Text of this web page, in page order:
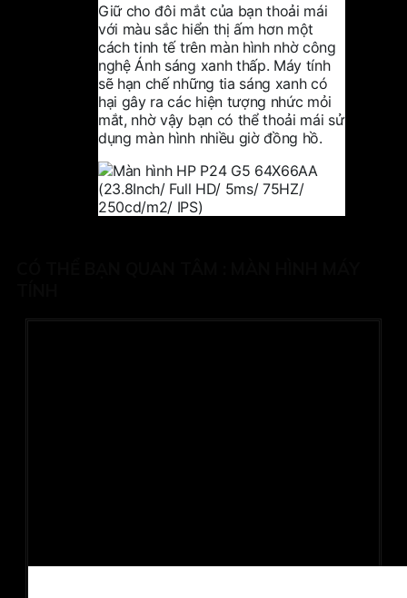
Giữ cho đôi mắt của bạn thoải mái
với màu sắc hiển thị ấm hơn một
cách tinh tế trên màn hình nhờ công
nghệ Ánh sáng xanh thấp. Máy tính
sẽ hạn chế những tia sáng xanh có
hại gây ra các hiện tượng nhức mỏi
mắt, nhờ vậy bạn có thể thoải mái sử
dụng màn hình nhiều giờ đồng hồ.